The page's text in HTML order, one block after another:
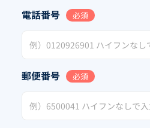
電話番号 必須
郵便番号 必須